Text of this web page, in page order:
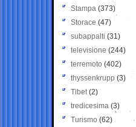
Stampa (373)
Storace (47)
subappalti (31)
televisione(244)
terremoto (402)
thyssenkrupp (3)
Tibet(2)
tredicesima (3)
Turismo (62)